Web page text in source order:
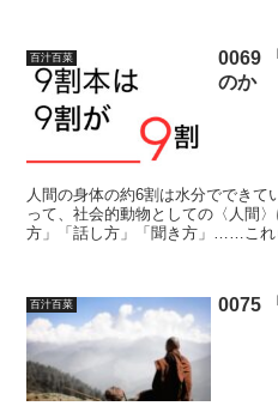
百汁百菜
0069
のか
人間の身体の約6割は水分でできて
って、社会的動物としての〈人間
方」「話し方」「聞き方」……これ
百汁百菜 0075